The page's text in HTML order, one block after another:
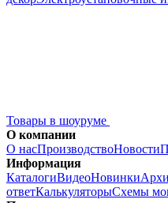
Товары в шоуруме
О компании
О насПроизводствоНовости
Информация
КаталогиВидеоНовинки
ответКалькуляторыСхемы